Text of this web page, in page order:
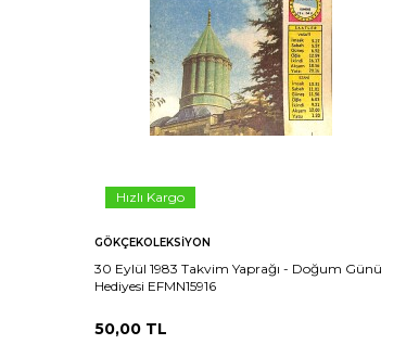
Hızlı Kargo
GÖKÇEKOLEKSIYON
30 Eylül 1983 Takvim Yaprağı - Doğum Günü
Hediyesi EFMN15916
50,00 TL